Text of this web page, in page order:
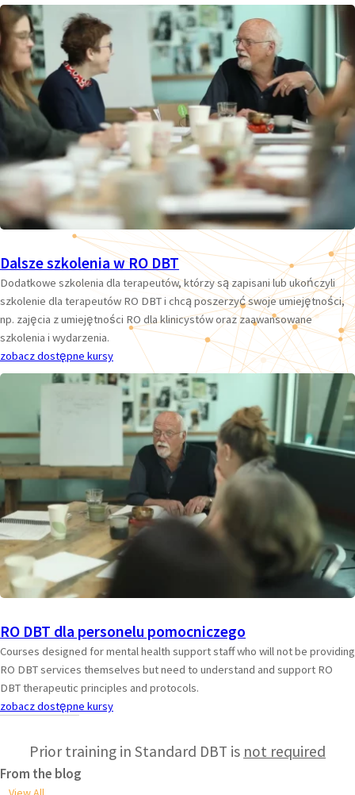
Dalsze szkolenia w RO DBT
Dodatkowe szkolenia dla terapeutów, którzy są zapisani lub ukończyli
szkolenie dla terapeutów RO DBT i chcą poszerzyć swoje umiejętności,
np. zajęcia z umiejętności RO dla klinicystów oraz zaawansowane
szkolenia i wydarzenia.
zobacz dostępne kursy
RO DBT dla personelu pomocniczego
Courses designed for mental health support staff who will not be providing
RO DBT services themselves but need to understand and support RO
DBT therapeutic principles and protocols.
zobacz dostępne kursy
Prior training in Standard DBT is not required
From the blog